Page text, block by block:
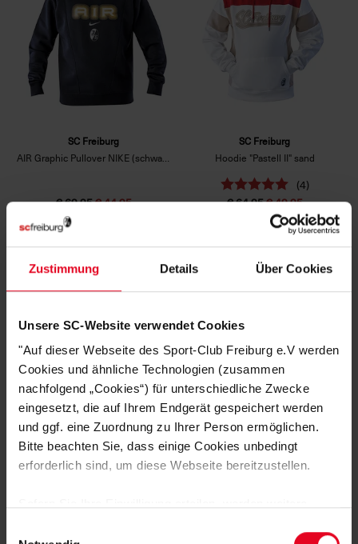
Zustimmung Details Über Cookies
Unsere SC-Website verwendet Cookies
"Auf dieser Webseite des Sport-Club Freiburg e.V werden
Cookies und ähnliche Technologien (zusammen
nachfolgend „Cookies“) für unterschiedliche Zwecke
eingesetzt, die auf Ihrem Endgerät gespeichert werden
und ggf. eine Zuordnung zu Ihrer Person ermöglichen.
Bitte beachten Sie, dass einige Cookies unbedingt
erforderlich sind, um diese Webseite bereitzustellen.
SC Freiburg
AIR Graphic Pullover NIKE (schwarz)
€ 69,95€ 44,95
SC Freiburg
Hoodie "Pastell II" sand
(4)
€ 64,95€ 49,95
SC Freiburg
Pullover "Norweger" 25/26 rot-schwarz
(14)
Pullover "Greif" grau
(4)